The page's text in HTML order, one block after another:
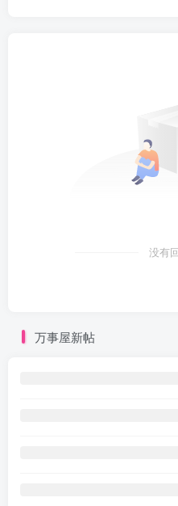
没有
万事屋新帖